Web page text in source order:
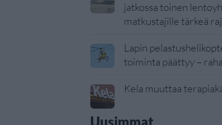
jatkossa toinen
matkustajille tärkeä
Lapin
toiminta päättyy –
Kela muuttaa
Uusimmat